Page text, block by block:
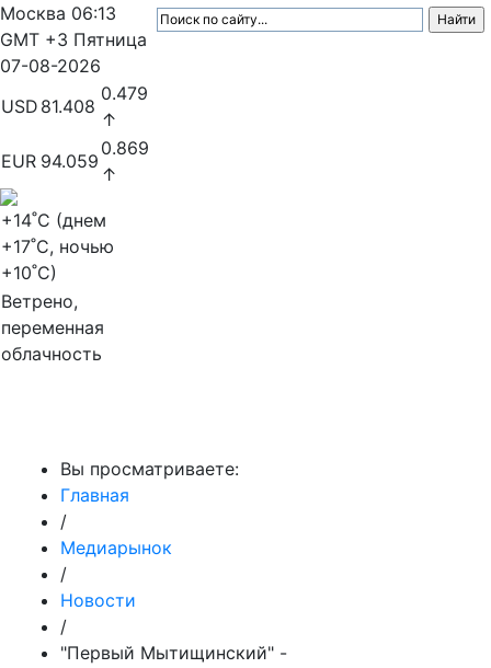
Москва 06:13
GMT +3 Пятница
07-08-2026
USD 81.408
0.479
↑
EUR 94.059
0.869
↑
+14˚C (днем
+17˚C, ночью
+10˚C)
Ветрено,
переменная
облачность
Вы просматриваете:
Главная
/
Медиарынок
/
Новости
/
"Первый Мытищинский" -